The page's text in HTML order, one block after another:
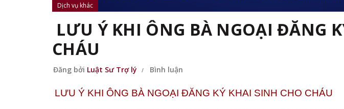
Dịch vụ khác
LƯU Ý KHI ÔNG BÀ NGOẠI ĐĂNG
CHÁU
Đăng bởi Luật Sư Trợ lý Bình luận
LƯU Ý KHI ÔNG BÀ NGOẠI ĐĂNG KÝ KHAI SINH CHO CHÁU